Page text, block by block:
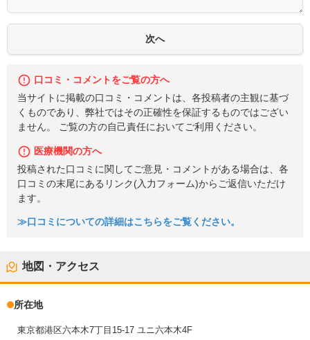
口コミ・コメントをご覧の方へ
当サイトに掲載の口コミ・コメントは、各投稿者の主観に基づ
くものであり、弊社ではその正確性を保証するものではござい
ません。 ご覧の方の自己責任においてご利用ください。
医療機関の方へ
投稿された口コミに関してご意見・コメントがある場合は、各
口コミの末尾にあるリンク(入力フォーム)からご返信いただけ
ます。
≫口コミについての詳細はこちらをご覧ください。
地図・アクセス
所在地
東京都港区六本木7丁目15-17 ユニ六本木4F